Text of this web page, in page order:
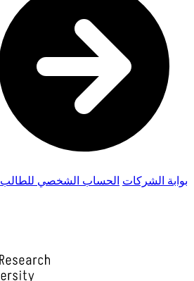
بوابة الشركات الحساب الشخصي للطالب